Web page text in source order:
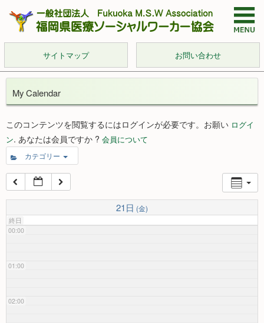
サイトマップ お問い合わせ
My Calendar
このコンテンツを閲覧するにはログインが必要です。お願い ログイ
ン. あなたは会員ですか ? 会員について
カテゴリー
21日 (金)
終日
00:00
01:00
02:00